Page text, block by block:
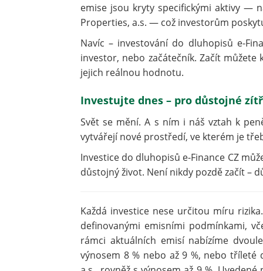
emise jsou kryty specifickými aktivy —
Properties, a.s. — což investorům
Navíc – investování do dluhopisů e-
investor, nebo začátečník. Začít můžete
jejich reálnou hodnotu.
Investujte dnes – pro důstojné
Svět se mění. A s ním i náš vztah k
vytvářejí nové prostředí, ve kterém je
Investice do dluhopisů e-Finance CZ
důstojný život. Není nikdy pozdě začít –
Každá investice nese určitou míru
definovanými emisními podmínkami,
rámci aktuálních emisí nabízíme
výnosem 8 % nebo až 9 %, nebo tříleté